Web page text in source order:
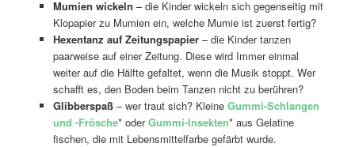
Mumien wickeln – die Kinder wickeln sich gegenseitig mit
Klopapier zu Mumien ein, welche Mumie ist zuerst fertig?
Hexentanz auf Zeitungspapier– die Kinder tanzen
paarweise auf einer Zeitung. Diese wird Immer einmal
weiter auf die Hälfte gefaltet, wenn die Musik stoppt. Wer
schafft es, den Boden beim Tanzen nicht zu berühren?
Glibberspaß– wer traut sich? Kleine Gummi-Schlangen
und -Frösche* oderGummi-Insekten* aus Gelatine
fischen, die mit Lebensmittelfarbe gefärbt wurde.